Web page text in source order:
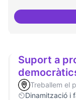
Suport a
Treballem el
Dinamització i